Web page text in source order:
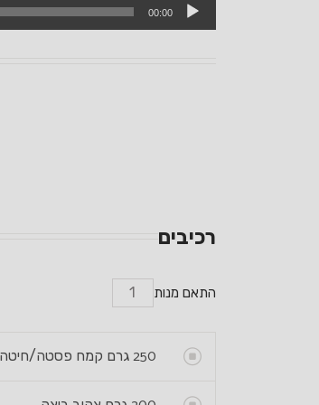
00:00
רכיבים
התאם מנות
250 גרם קמח פסטה/חיטה